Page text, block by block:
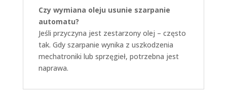
Czy wymiana oleju usunie szarpanie
automatu?
Jeśli przyczyna jest zestarzony olej – często
tak. Gdy szarpanie wynika z uszkodzenia
mechatroniki lub sprzęgieł, potrzebna jest
naprawa.